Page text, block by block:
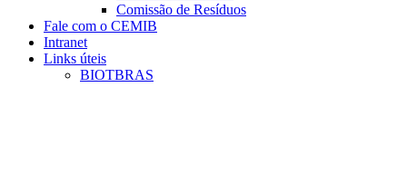
Comissão de Resíduos
Fale com o CEMIB
Intranet
Links úteis
BIOTBRAS